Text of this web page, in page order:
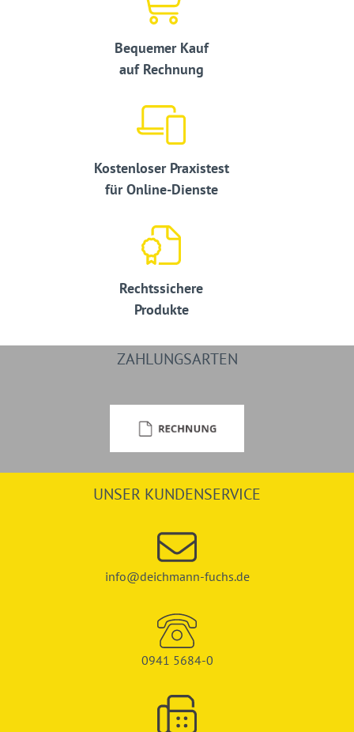
Bequemer Kauf
auf Rechnung
Kostenloser Praxistest
für Online-Dienste
Rechtssichere
Produkte
ZAHLUNGSARTEN
UNSER KUNDENSERVICE
info@deichmann-fuchs.de
0941 5684-0